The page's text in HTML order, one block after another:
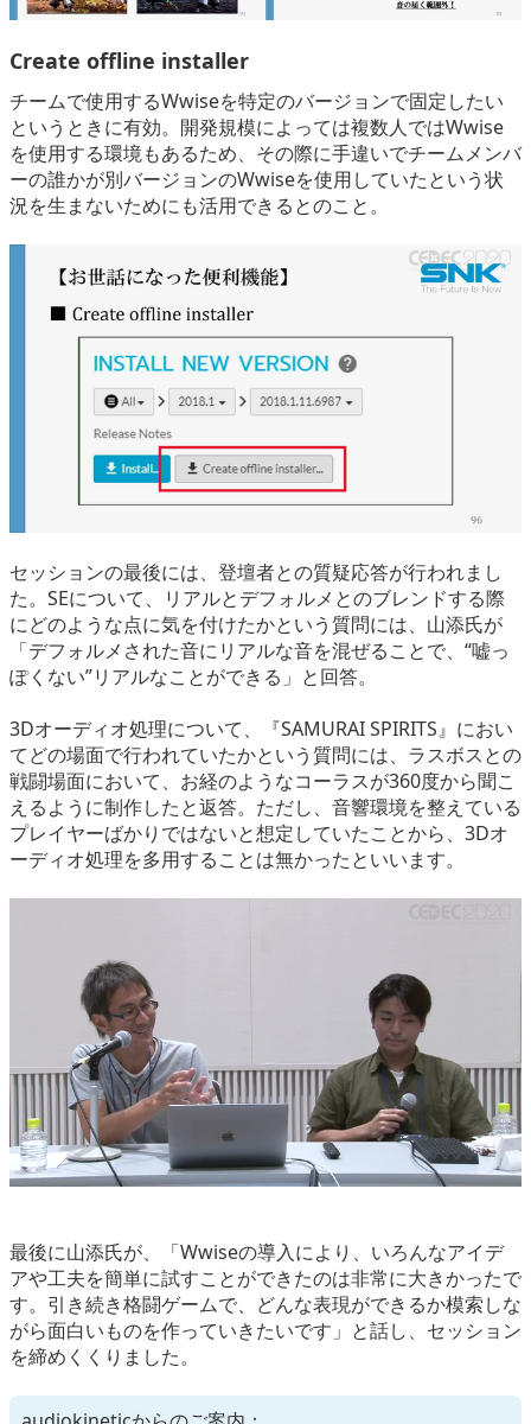
Create offline installer
チームで使用するWwiseを特定のバージョンで固定したい
というときに有効。開発規模によっては複数人ではWwise
を使用する環境もあるため、その際に手違いでチームメンバ
ーの誰かが別バージョンのWwiseを使用していたという状
況を生まないためにも活用できるとのこと。
セッションの最後には、登壇者との質疑応答が行われまし
た。SEについて、リアルとデフォルメとのブレンドする際
にどのような点に気を付けたかという質問には、山添氏が
「デフォルメされた音にリアルな音を混ぜることで、“嘘っ
ぽくない”リアルなことができる」と回答。
3Dオーディオ処理について、『SAMURAI SPIRITS』におい
てどの場面で行われていたかという質問には、ラスボスとの
戦闘場面において、お経のようなコーラスが360度から聞こ
えるように制作したと返答。ただし、音響環境を整えている
プレイヤーばかりではないと想定していたことから、3Dオ
ーディオ処理を多用することは無かったといいます。
最後に山添氏が、「Wwiseの導入により、いろんなアイデ
アや工夫を簡単に試すことができたのは非常に大きかったで
す。引き続き格闘ゲームで、どんな表現ができるか模索しな
がら面白いものを作っていきたいです」と話し、セッション
を締めくくりました。